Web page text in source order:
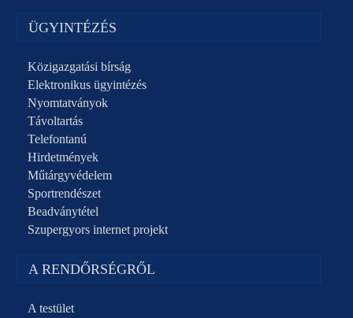
ÜGYINTÉZÉS
Közigazgatási bírság
Elektronikus ügyintézés
Nyomtatványok
Távoltartás
Telefontanú
Hirdetmények
Műtárgyvédelem
Sportrendészet
Beadványtétel
Szupergyors internet projekt
A RENDŐRSÉGRŐL
A testület